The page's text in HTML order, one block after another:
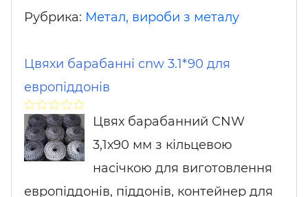
Рубрика: Метал, вироби з металу
Цвяхи барабанні cnw 3.1*90 для
европіддонів
Цвях барабанний CNW
3,1х90 мм з кільцевою
насічкою для виготовлення
европіддонів, піддонів, контейнер для